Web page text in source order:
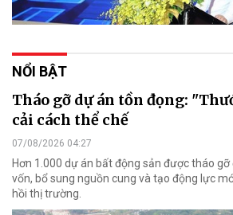
NỔI BẬT
Tháo gỡ dự án tồn đọng:
cải cách thể chế
07/08/2026 04:27
Hơn 1.000 dự án bất động sản được tháo
vốn, bổ sung nguồn cung và tạo động lực
hồi thị trường.